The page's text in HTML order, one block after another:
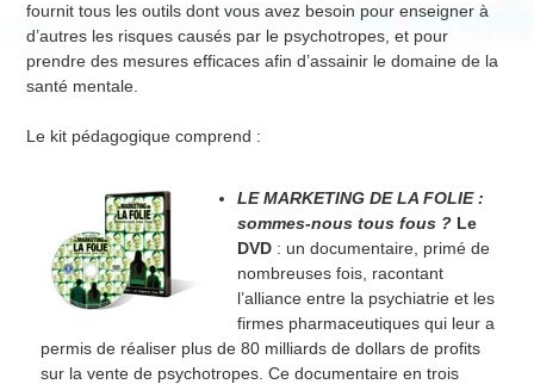
fournit tous les outils dont vous avez besoin pour enseigner à
d’autres les risques causés par le psychotropes, et pour
prendre des mesures efficaces afin d’assainir le domaine de la
santé mentale.
Le kit pédagogique comprend :
LE MARKETING DE LA FOLIE :
sommes-nous tous fous ? Le
DVD : un documentaire, primé de
nombreuses fois, racontant
l’alliance entre la psychiatrie et les
firmes pharmaceutiques qui leur a
permis de réaliser plus de 80 milliards de dollars de profits
sur la vente de psychotropes. Ce documentaire en trois